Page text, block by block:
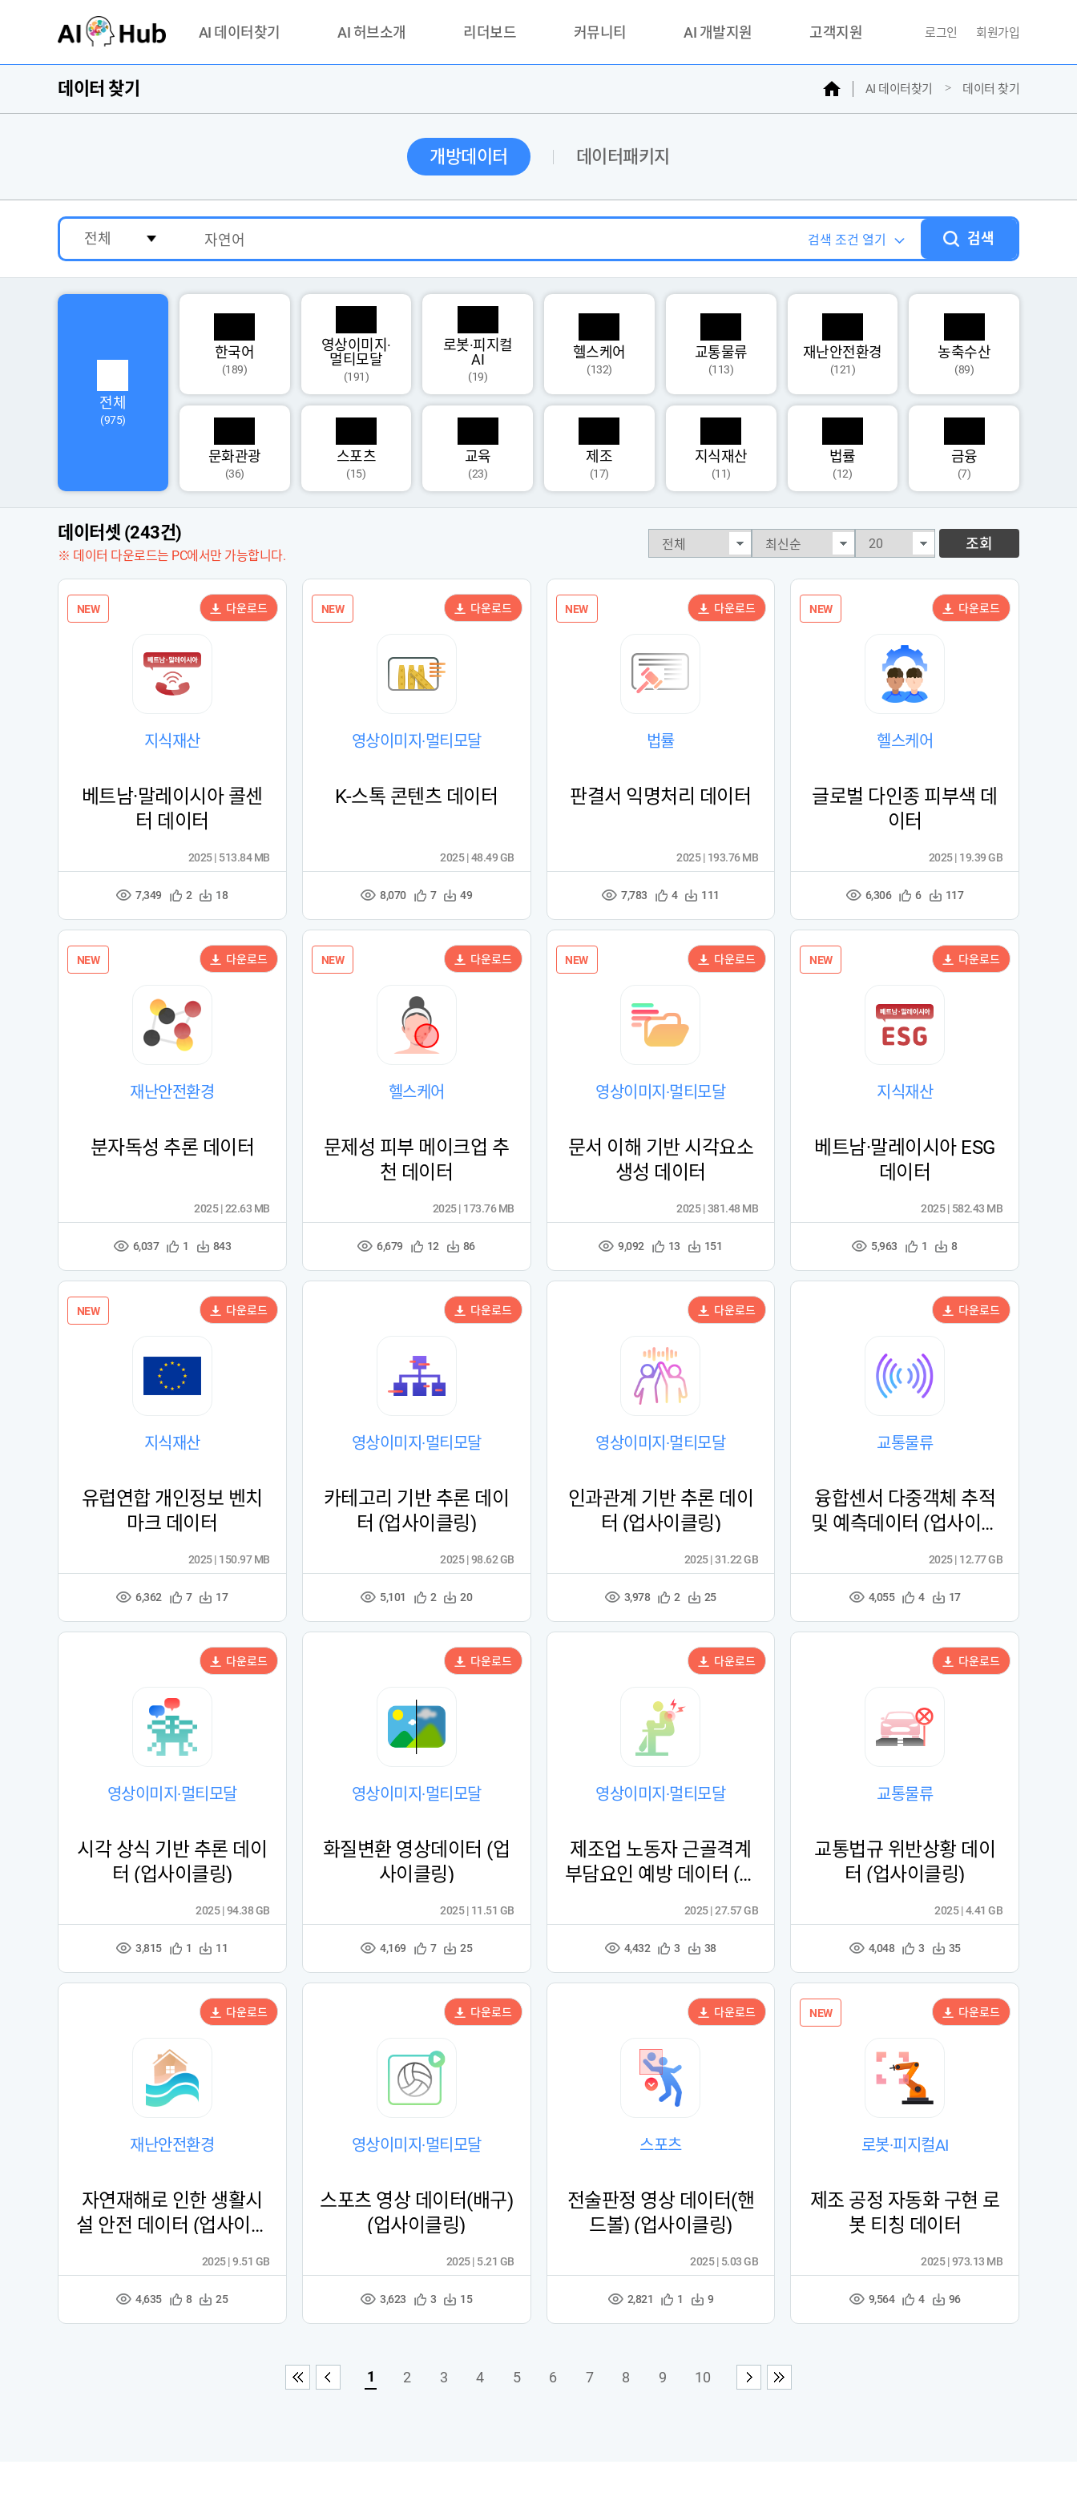
AI 데이터찾기
기관 제공 데이터
AI 허브소개
안심존이란?
리더보드 커뮤니티
활용성과 우수사례
품질가이드
AI 개발지원 고객지원
문의하기
자주찾는질문
로그인 회원가입
데이터 찾기 홈 AI 데이터찾기 데이터 찾기
개방데이터 데이터패키지
검색 조건 열기 검색
전체
(975)
한국어
(189)
영상이미지·
멀티모달
(191)
로봇·피지컬
AI
(19)
헬스케어
(132)
교통물류
(113)
재난안전환경
(121)
농축수산
(89)
문화관광
(36)
스포츠
(15)
교육
(23)
제조
(17)
지식재산
(11)
법률
(12)
금융
(7)
데이터셋 (243건)
※ 데이터 다운로드는 PC에서만 가능합니다.
조회
NEW
지식재산
베트남·말레이시아 콜센
터 데이터
조
수
7,349
관
등
록
2
다
수
18
2025 | 513.84 MB
다운로드 NEW
영상이미지·멀티모달
K-스톡 콘텐츠 데이터
조
수
8,070
관
등
록
7
다
수
49
2025 | 48.49 GB
다운로드 NEW
법률
판결서 익명처리 데이터
조
수
7,783
관
등
록
4
다
수
111
2025 | 193.76 MB
다운로드 NEW
헬스케어
글로벌 다인종 피부색 데
이터
조
수
6,306
관
등
록
6
다
수
117
2025 | 19.39 GB
다운로드
NEW
재난안전환경
분자독성 추론 데이터
조
수
6,037
관
등
록
1
다
수
843
2025 | 22.63 MB
다운로드 NEW
헬스케어
문제성 피부 메이크업 추
천 데이터
조
수
6,679
관
등
록
12
다
수
86
2025 | 173.76 MB
다운로드 NEW
영상이미지·멀티모달
문서 이해 기반 시각요소
생성 데이터
조
수
9,092
관
등
록
13
다
수
151
2025 | 381.48 MB
다운로드 NEW
지식재산
베트남·말레이시아 ESG
데이터
조
수
5,963
관
등
록
1
다
수
8
2025 | 582.43 MB
다운로드
NEW
지식재산
유럽연합 개인정보 벤치
마크 데이터
조
수
6,362
관
등
록
7
다
수
17
2025 | 150.97 MB
다운로드
영상이미지·멀티모달
카테고리 기반 추론 데이
터 (업사이클링)
조
수
5,101
관
등
록
2
다
수
20
2025 | 98.62 GB
다운로드
영상이미지·멀티모달
인과관계 기반 추론 데이
터 (업사이클링)
조
수
3,978
관
등
록
2
다
수
25
2025 | 31.22 GB
다운로드
교통물류
융합센서 다중객체 추적
및 예측데이터 (업사이클
조
수
4,055
관
등
록
4
다
수
17
2025 | 12.77 GB
다운로드
영상이미지·멀티모달
시각 상식 기반 추론 데이
터 (업사이클링)
조
수
3,815
관
등
록
1
다
수
11
2025 | 94.38 GB
다운로드
영상이미지·멀티모달
화질변환 영상데이터 (업
사이클링)
조
수
4,169
관
등
록
7
다
수
25
2025 | 11.51 GB
다운로드
영상이미지·멀티모달
제조업 노동자 근골격계
부담요인 예방 데이터 (업
조
수
4,432
관
등
록
3
다
수
38
2025 | 27.57 GB
다운로드
교통물류
교통법규 위반상황 데이
터 (업사이클링)
조
수
4,048
관
등
록
3
다
수
35
2025 | 4.41 GB
다운로드
재난안전환경
자연재해로 인한 생활시
설 안전 데이터 (업사이클
조
수
4,635
관
등
8
다
수
25
2025 | 9.51 GB
다운로드
영상이미지·멀티모달
스포츠 영상 데이터(배구)
(업사이클링)
조
수
3,623
관
등
3
다
수
15
2025 | 5.21 GB
다운로드
스포츠
전술판정 영상 데이터(핸
드볼) (업사이클링)
조
수
2,821
관
등
1
다
수
9
2025 | 5.03 GB
다운로드 NEW
로봇·피지컬AI
제조 공정 자동화 구현 로
봇 티칭 데이터
조
수
9,564
관
등
4
다
수
96
2025 | 973.13 MB
다운로드
처음 이전 1 2 3 4 5 6 7 8 9 10 다음 끝